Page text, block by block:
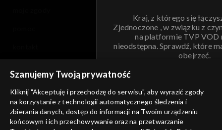
Kraj, z którego się
Zjednoczone , w związku z
na platformie TVP VOD
nieodstępna. Sprawdź, które
obejrzeć.
ANULUJ
informacje o dostawcy usług
Szanujemy Twoją prywatność
Kliknij "Akceptuję i przechodzę do serwisu", aby wyrazić zgody
na korzystanie z technologii automatycznego śledzenia i
zbierania danych, dostęp do informacji na Twoim urządzeniu
końcowym i ich przechowywanie oraz na przetwarzanie